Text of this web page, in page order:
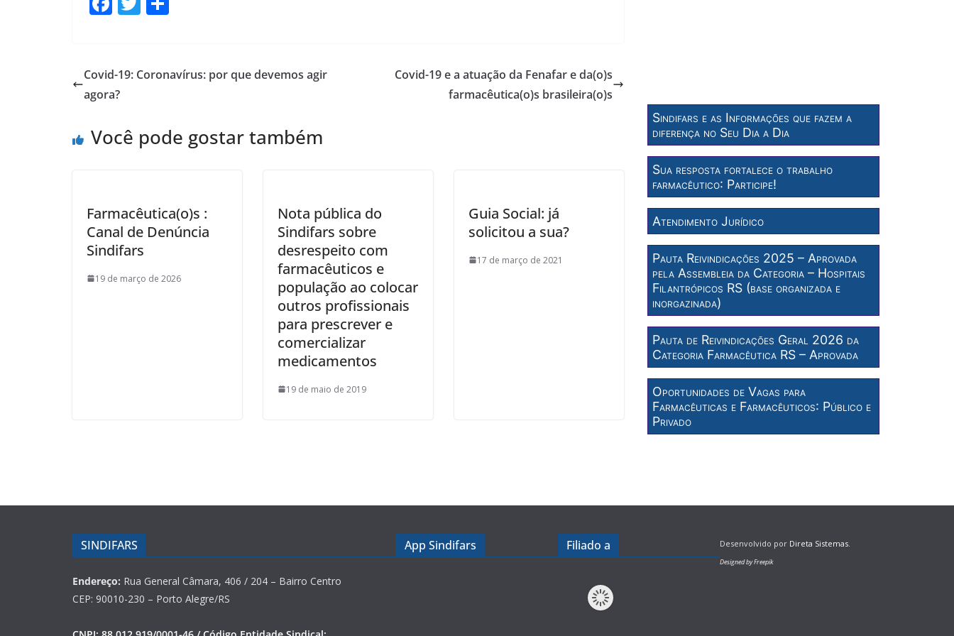
b
o
k
er e
Covid-19: Coronavírus: por que devemos agir
agora?
Covid-19 e a atuação da Fenafar e da(o)s
farmacêutica(o)s brasileira(o)s
Você pode gostar também
Farmacêutica(o)s :
Canal de Denúncia
Sindifars
19 de março de 2026
Nota pública do
Sindifars sobre
desrespeito com
farmacêuticos e
população ao colocar
outros profissionais
para prescrever e
comercializar
medicamentos
19 de maio de 2019
Guia Social: já
solicitou a sua?
17 de março de 2021
Sindifars e as Informações que fazem a
diferença no Seu Dia a Dia
Sua resposta fortalece o trabalho
farmacêutico: Participe!
Atendimento Jurídico
Pauta Reivindicações 2025 – Aprovada
pela Assembleia da Categoria – Hospitais
Filantrópicos RS (base organizada e
inorgazinada)
Pauta de Reivindicações Geral 2026 da
Categoria Farmacêutica RS – Aprovada
Oportunidades de Vagas para
Farmacêuticas e Farmacêuticos: Público e
Privado
SINDIFARS
Endereço: Rua General Câmara, 406 / 204 – Bairro Centro
CEP: 90010-230 – Porto Alegre/RS
App Sindifars Filiado a Desenvolvido por Direta Sistemas.
Designed by Freepik